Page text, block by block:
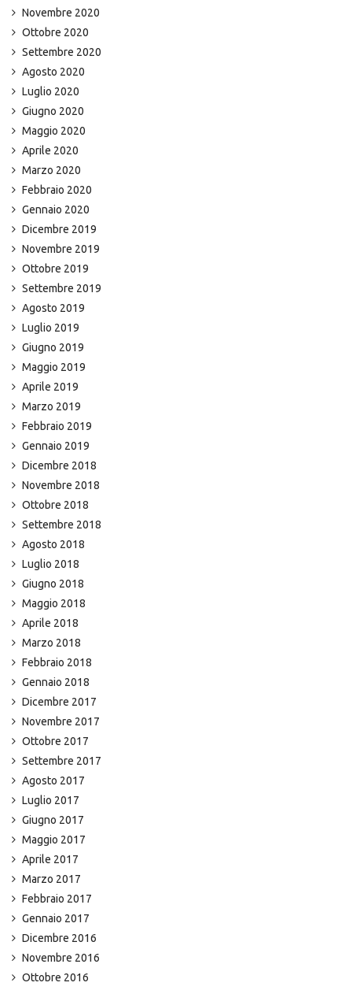
Novembre 2020
Ottobre 2020
Settembre 2020
Agosto 2020
Luglio 2020
Giugno 2020
Maggio 2020
Aprile 2020
Marzo 2020
Febbraio 2020
Gennaio 2020
Dicembre 2019
Novembre 2019
Ottobre 2019
Settembre 2019
Agosto 2019
Luglio 2019
Giugno 2019
Maggio 2019
Aprile 2019
Marzo 2019
Febbraio 2019
Gennaio 2019
Dicembre 2018
Novembre 2018
Ottobre 2018
Settembre 2018
Agosto 2018
Luglio 2018
Giugno 2018
Maggio 2018
Aprile 2018
Marzo 2018
Febbraio 2018
Gennaio 2018
Dicembre 2017
Novembre 2017
Ottobre 2017
Settembre 2017
Agosto 2017
Luglio 2017
Giugno 2017
Maggio 2017
Aprile 2017
Marzo 2017
Febbraio 2017
Gennaio 2017
Dicembre 2016
Novembre 2016
Ottobre 2016